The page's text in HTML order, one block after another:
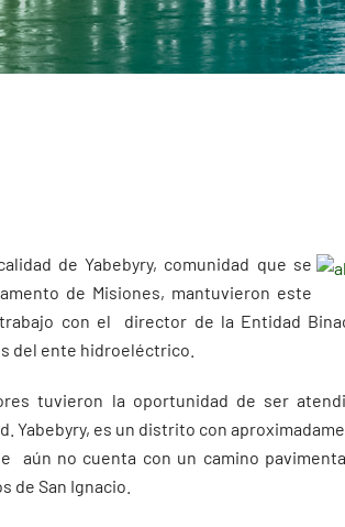
de Yabebyry, comunidad que se
de Misiones, mantuvieron este
con el director de la Entidad
del ente hidroeléctrico.
tuvieron la oportunidad de ser
Yabebyry, es un distrito con
aún no cuenta con un camino
de San Ignacio.